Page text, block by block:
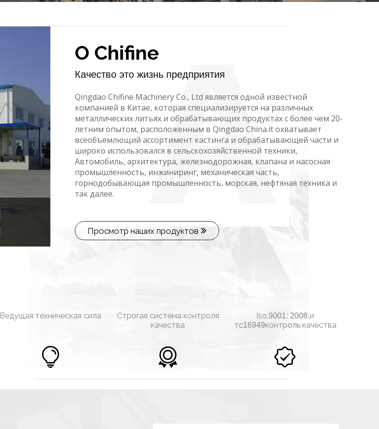
О Chifine
Качество это жизнь предприятия
Qingdao Chifine Machinery Co., Ltd является одной известной
компанией в Китае, которая специализируется на различных
металлических литьях и обрабатывающих продуктах с более чем 20-
летним опытом, расположенным в Qingdao China.it охватывает
всеобъемлющий ассортимент кастинга и обрабатывающей части и
широко использовался в сельскохозяйственной техники,
Автомобиль, архитектура, железнодорожная, клапана и насосная
промышленность, инжиниринг, механическая часть,
горнодобывающая промышленность, морская, нефтяная техника и
так далее.
Просмотр наших продуктов
Ведущая техническая сила
Строгая система контроля
качества
Iso.9001: 2008.и
тс16949контроль качества